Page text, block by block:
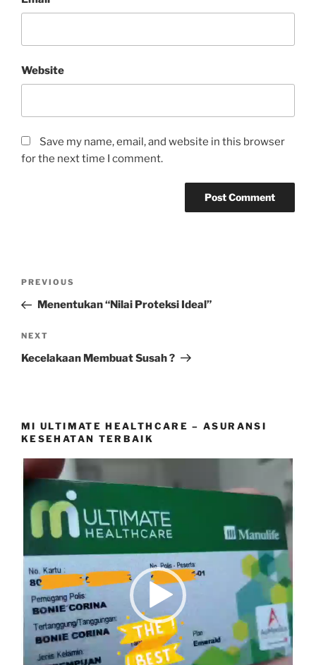
Website
Save my name, email, and website in this browser
for the next time I comment.
Previous
Post
PREVIOUS
Menentukan “Nilai Proteksi Ideal”
Next
Post
NEXT
Kecelakaan Membuat Susah ?
MI ULTIMATE HEALTHCARE – ASURANSI
KESEHATAN TERBAIK
Video
Player